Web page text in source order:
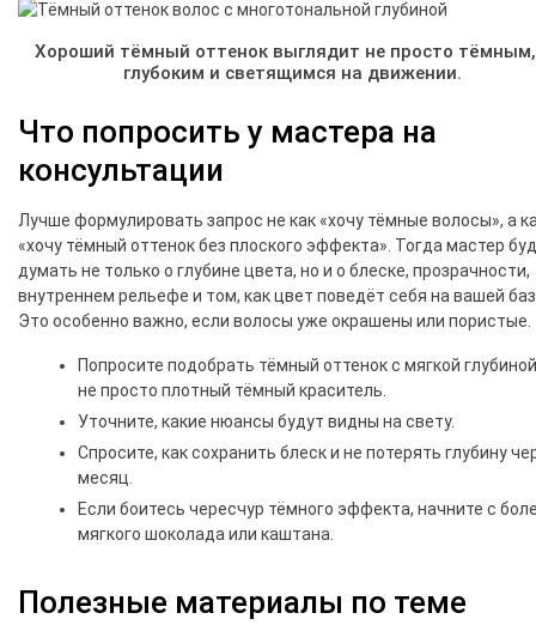
Хороший тёмный оттенок выглядит не просто
глубоким и светящимся на движении.
Что попросить у мастера на
консультации
Лучше формулировать запрос не как «хочу тёмные волосы», а
«хочу тёмный оттенок без плоского эффекта». Тогда мастер
думать не только о глубине цвета, но и о блеске, прозрачности,
внутреннем рельефе и том, как цвет поведёт себя на вашей
Это особенно важно, если волосы уже окрашены или пористые.
Попросите подобрать тёмный оттенок с мягкой
не просто плотный тёмный краситель.
Уточните, какие нюансы будут видны на свету.
Спросите, как сохранить блеск и не потерять глубину
месяц.
Если боитесь чересчур тёмного эффекта, начните с
мягкого шоколада или каштана.
Полезные материалы по теме